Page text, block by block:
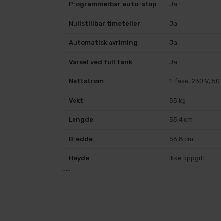
Programmerbar auto-stop Ja
Nullstillbar timeteller Ja
Automatisk avriming Ja
Varsel ved full tank Ja
Nettstrøm 1-fase, 230 V, 50
Vekt 55 kg
Lengde 55,4 cm
Bredde 56,8 cm
Høyde Ikke oppgitt
```